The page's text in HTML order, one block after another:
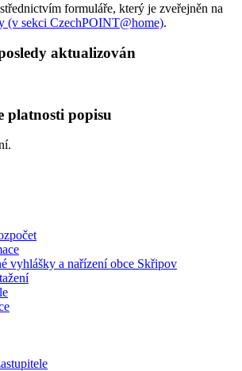
formuláře, který je zveřejněn na
(v sekci CzechPOINT@home).
aktualizován
platnosti popisu
vyhlášky a nařízení obce Skřipov